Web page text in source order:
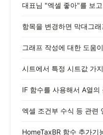
대표님 "엑셀 좋아"를 보
그래프 작성에 대한 도움
시트에서 특정 시트값 가
IF 함수를 사용해서 A열
엑셀 조건부 수식 등 관련
HomeTaxBR 함수 추가기